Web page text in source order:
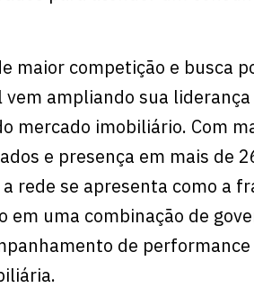
maior competição e busca
vem ampliando sua
mercado imobiliário. Com
e presença em mais de
rede se apresenta como a
em uma combinação de
de